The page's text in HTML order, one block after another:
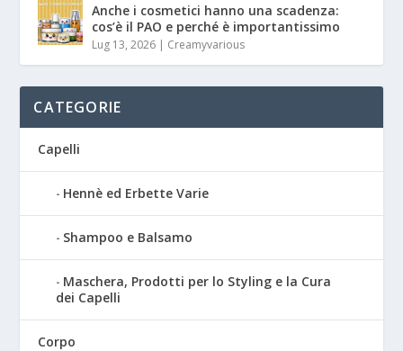
Anche i cosmetici hanno una scadenza:
cos’è il PAO e perché è importantissimo
Lug 13, 2026 | Creamyvarious
CATEGORIE
Capelli
Hennè ed Erbette Varie
Shampoo e Balsamo
Maschera, Prodotti per lo Styling e la Cura
dei Capelli
Corpo